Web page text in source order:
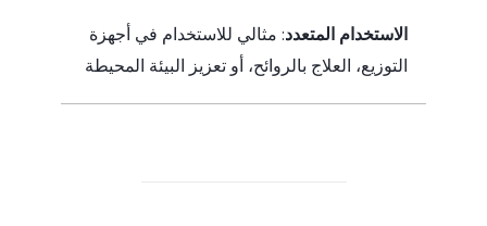
الاستخدام المتعدد: مثالي للاستخدام في أجهزة
التوزيع، العلاج بالروائح، أو تعزيز البيئة المحيطة